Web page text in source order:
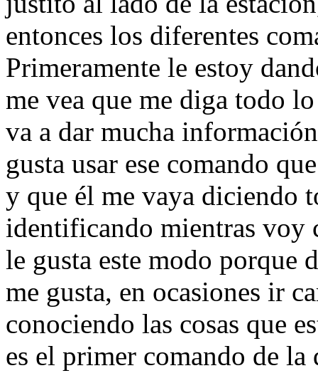
entonces los diferentes
Primeramente le estoy
me vea que me diga todo
va a dar mucha
gusta usar ese comando
y que él me vaya diciendo
identificando mientras voy
le gusta este modo porque
me gusta, en ocasiones ir
conociendo las cosas que
es el primer comando de la